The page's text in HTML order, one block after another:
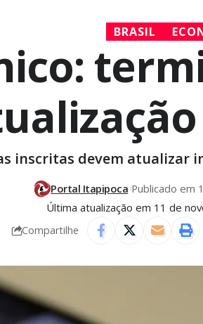
BRASIL
inscritas devem atualizar
Última atualização em 11 de
Portal Itapipoca Publicado em
Compartilhe